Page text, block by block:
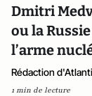
Dmitri
ou la
l’arme
Rédaction
1 min de lecture